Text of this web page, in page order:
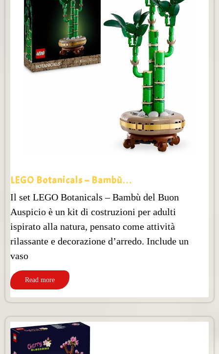
LEGO Botanicals – Bambù…
Il set LEGO Botanicals – Bambù del Buon
Auspicio è un kit di costruzioni per adulti
ispirato alla natura, pensato come attività
rilassante e decorazione d’arredo. Include un
vaso
Read more